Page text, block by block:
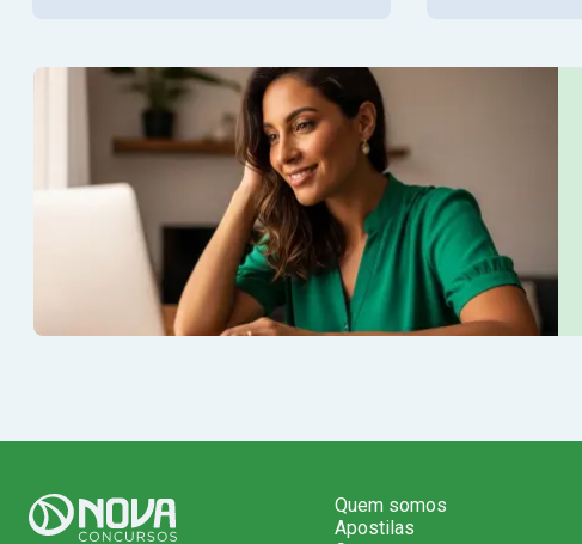
Quem somos
Apostilas